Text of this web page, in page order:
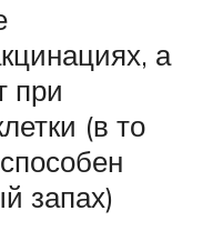
а
при
(в то
запах)